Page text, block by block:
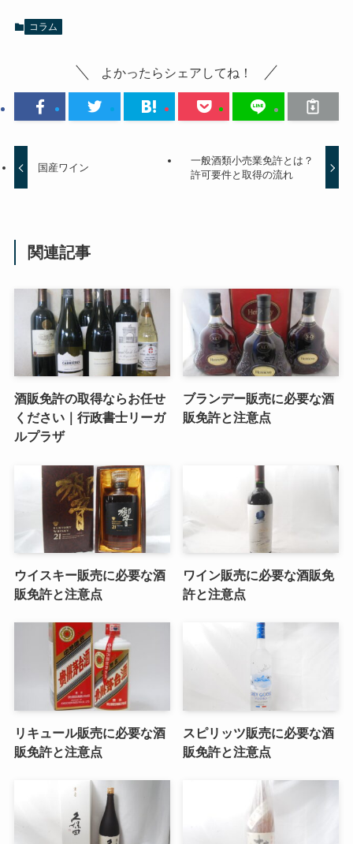
コラム
よかったらシェアしてね！
国産ワイン
一般酒類小売業免許とは？
許可要件と取得の流れ
関連記事
酒販免許の取得ならお任せ
ください｜行政書士リーガ
ルプラザ
ブランデー販売に必要な酒
販免許と注意点
ウイスキー販売に必要な酒
販免許と注意点
ワイン販売に必要な酒販免
許と注意点
リキュール販売に必要な酒
販免許と注意点
スピリッツ販売に必要な酒
販免許と注意点